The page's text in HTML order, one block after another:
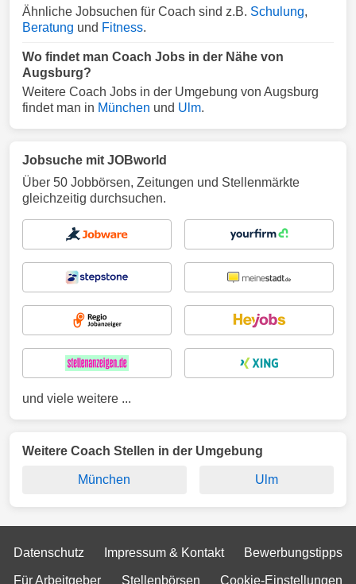
Ähnliche Jobsuchen für Coach sind z.B. Schulung,
Beratung und Fitness.
Wo findet man Coach Jobs in der Nähe von
Augsburg?
Weitere Coach Jobs in der Umgebung von Augsburg
findet man in München und Ulm.
Jobsuche mit JOBworld
Über 50 Jobbörsen, Zeitungen und Stellenmärkte
gleichzeitig durchsuchen.
und viele weitere ...
Weitere Coach Stellen in der Umgebung
München Ulm
Datenschutz Impressum & Kontakt Bewerbungstipps
Für Arbeitgeber Stellenbörsen Cookie-Einstellungen